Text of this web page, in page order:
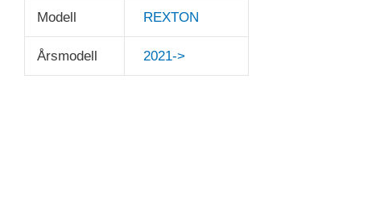
Modell REXTON
Årsmodell 2021->